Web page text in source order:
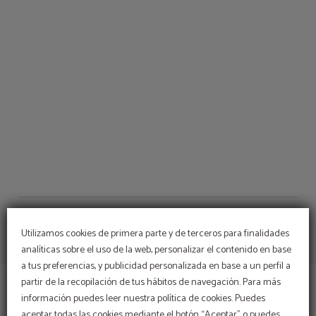
Utilizamos cookies de primera parte y de terceros para finalidades
analíticas sobre el uso de la web, personalizar el contenido en base
a tus preferencias, y publicidad personalizada en base a un perfil a
partir de la recopilación de tus hábitos de navegación. Para más
información puedes leer nuestra política de cookies. Puedes
APARTHOTEL PLAYAS DE LIENCRES